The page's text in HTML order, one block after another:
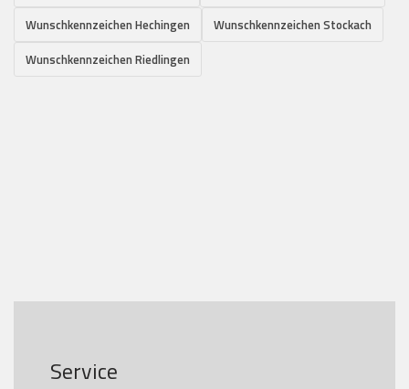
Wunschkennzeichen Hechingen
Wunschkennzeichen Stockach
Wunschkennzeichen Riedlingen
Service